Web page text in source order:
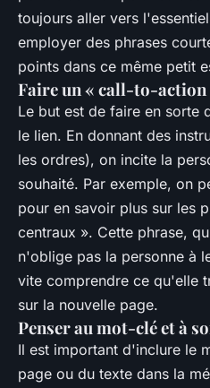
toujours aller vers
employer des phrases
points dans ce même petit
Faire un « call-to-action
Le but est de faire en sorte
le lien. En donnant des
les ordres), on incite la
souhaité. Par exemple, on
pour en savoir plus sur les
centraux ». Cette phrase,
n'oblige pas la personne à
vite comprendre ce qu'elle
sur la nouvelle page.
Penser au mot-clé et à
Il est important d'inclure le
page ou du texte dans la